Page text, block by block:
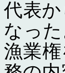
代表
なっ
漁業